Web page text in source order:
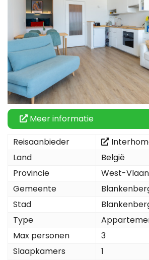
Meer informatie
Reisaanbieder
Land
België
Provincie
West-
Gemeente
Stad
Type
Max personen
3
Slaapkamers
1